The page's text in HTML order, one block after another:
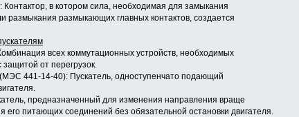
Контактор, в котором сила, необходимая для замыкания
размыкания размыкающих главных контактов, создается
всех коммутационных устройств, необходимых
защитой от перегрузок.
441-14-40): Пускатель, одноступенчато подающий
предназначенный для изменения направления враще­
его питающих соединений без обязательной остановки двигателя.